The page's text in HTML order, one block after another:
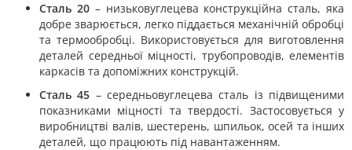
Сталь 20– низьковуглецева конструкційна сталь, яка
добре зварюється, легко піддається механічній обробці
та термообробці. Використовується для виготовлення
деталей середньої міцності, трубопроводів, елементів
каркасів та допоміжних конструкцій.
Сталь 45 – середньовуглецева сталь із підвищеними
показниками міцності та твердості. Застосовується у
виробництві валів, шестерень, шпильок, осей та інших
деталей, що працюють під навантаженням.